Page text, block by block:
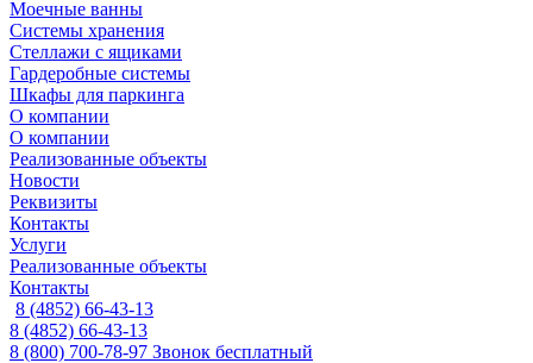
Моечные ванны
Системы хранения
Стеллажи с ящиками
Гардеробные системы
Шкафы для паркинга
О компании
О компании
Реализованные объекты
Новости
Реквизиты
Контакты
Услуги
Реализованные объекты
Контакты
8 (4852) 66-43-13
8 (4852) 66-43-13
8 (800) 700-78-97 Звонок бесплатный